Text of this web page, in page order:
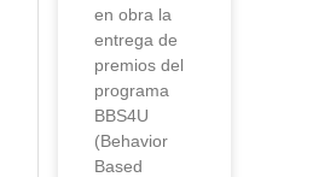
en obra la
entrega de
premios del
programa
BBS4U
(Behavior
Based